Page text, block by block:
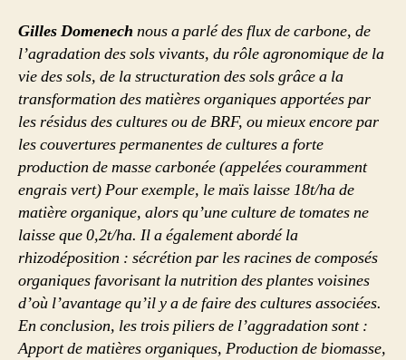
Gilles Domenech nous a parlé des flux de carbone, de
l’agradation des sols vivants, du rôle agronomique de la
vie des sols, de la structuration des sols grâce a la
transformation des matières organiques apportées par
les résidus des cultures ou de BRF, ou mieux encore par
les couvertures permanentes de cultures a forte
production de masse carbonée (appelées couramment
engrais vert) Pour exemple, le maïs laisse 18t/ha de
matière organique, alors qu’une culture de tomates ne
laisse que 0,2t/ha. Il a également abordé la
rhizodéposition : sécrétion par les racines de composés
organiques favorisant la nutrition des plantes voisines
d’où l’avantage qu’il y a de faire des cultures associées.
En conclusion, les trois piliers de l’aggradation sont :
Apport de matières organiques, Production de biomasse,